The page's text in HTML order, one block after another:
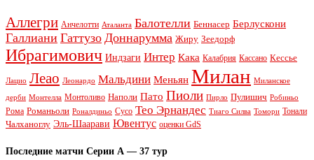
Аллегри Анчелотти Аталанта Балотелли Беннасер Берлускони
Галлиани Гаттузо Доннарумма Жиру Зеедорф
Ибрагимович Индзаги Интер Кака Калабрия Кассано Кессье
Лацио Леао Леонардо Мальдини Меньян Милан Миланское
дерби Монтелла Монтоливо Наполи Пато Пиоли Пирло Пулишич Робиньо
Рома Романьоли Роналдиньо Сусо Тео Эрнандес Тиаго Силва Томори Тонали
Чалханоглу Эль-Шаарави Ювентус оценки GdS
Последние матчи Серии А — 37 тур